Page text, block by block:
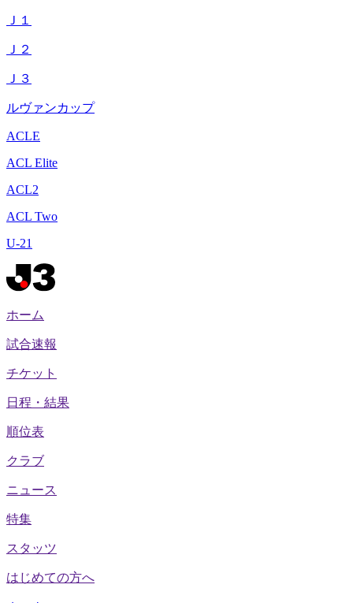
Ｊ１
Ｊ２
Ｊ３
ルヴァンカップ
ACLE
ACL Elite
ACL2
ACL Two
U-21
ホーム
試合速報
チケット
日程・結果
順位表
クラブ
ニュース
特集
スタッツ
はじめての方へ